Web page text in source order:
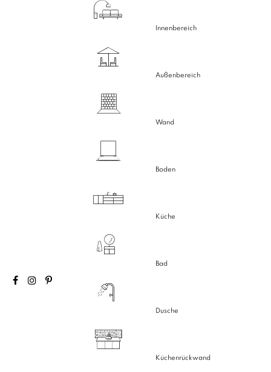
Innenbereich
Außenbereich
Wand
Boden
Küche
Bad
Dusche
Küchenrückwand